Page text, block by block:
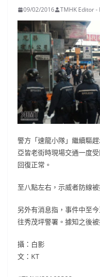
09/02/2016 TMHK Editor -
警方「速龍小隊」繼續驅
亞皆老街時現場交通一度
回復正常。
至八點左右，示威者防線被
另外有消息指，事件中至
往秀茂坪警署。據知之後
攝：白影
文：KT